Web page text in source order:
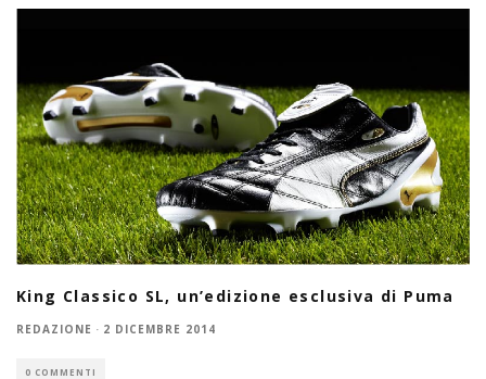
King Classico SL, un’edizione esclusiva di Puma
REDAZIONE · 2 DICEMBRE 2014
0 COMMENTI